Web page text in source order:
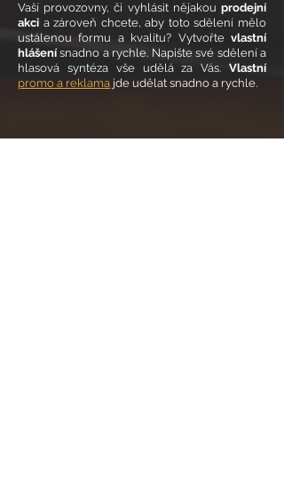
Vaší provozovny, či vyhlásit nějakou prodejní
akci a zároveň chcete, aby toto sdělení mělo
ustálenou formu a kvalitu? Vytvořte vlastní
hlášenísnadno a rychle. Napište své sdělení a
hlasová syntéza vše udělá za Vás. Vlastní
promo a reklama jde udělat snadno a rychle.